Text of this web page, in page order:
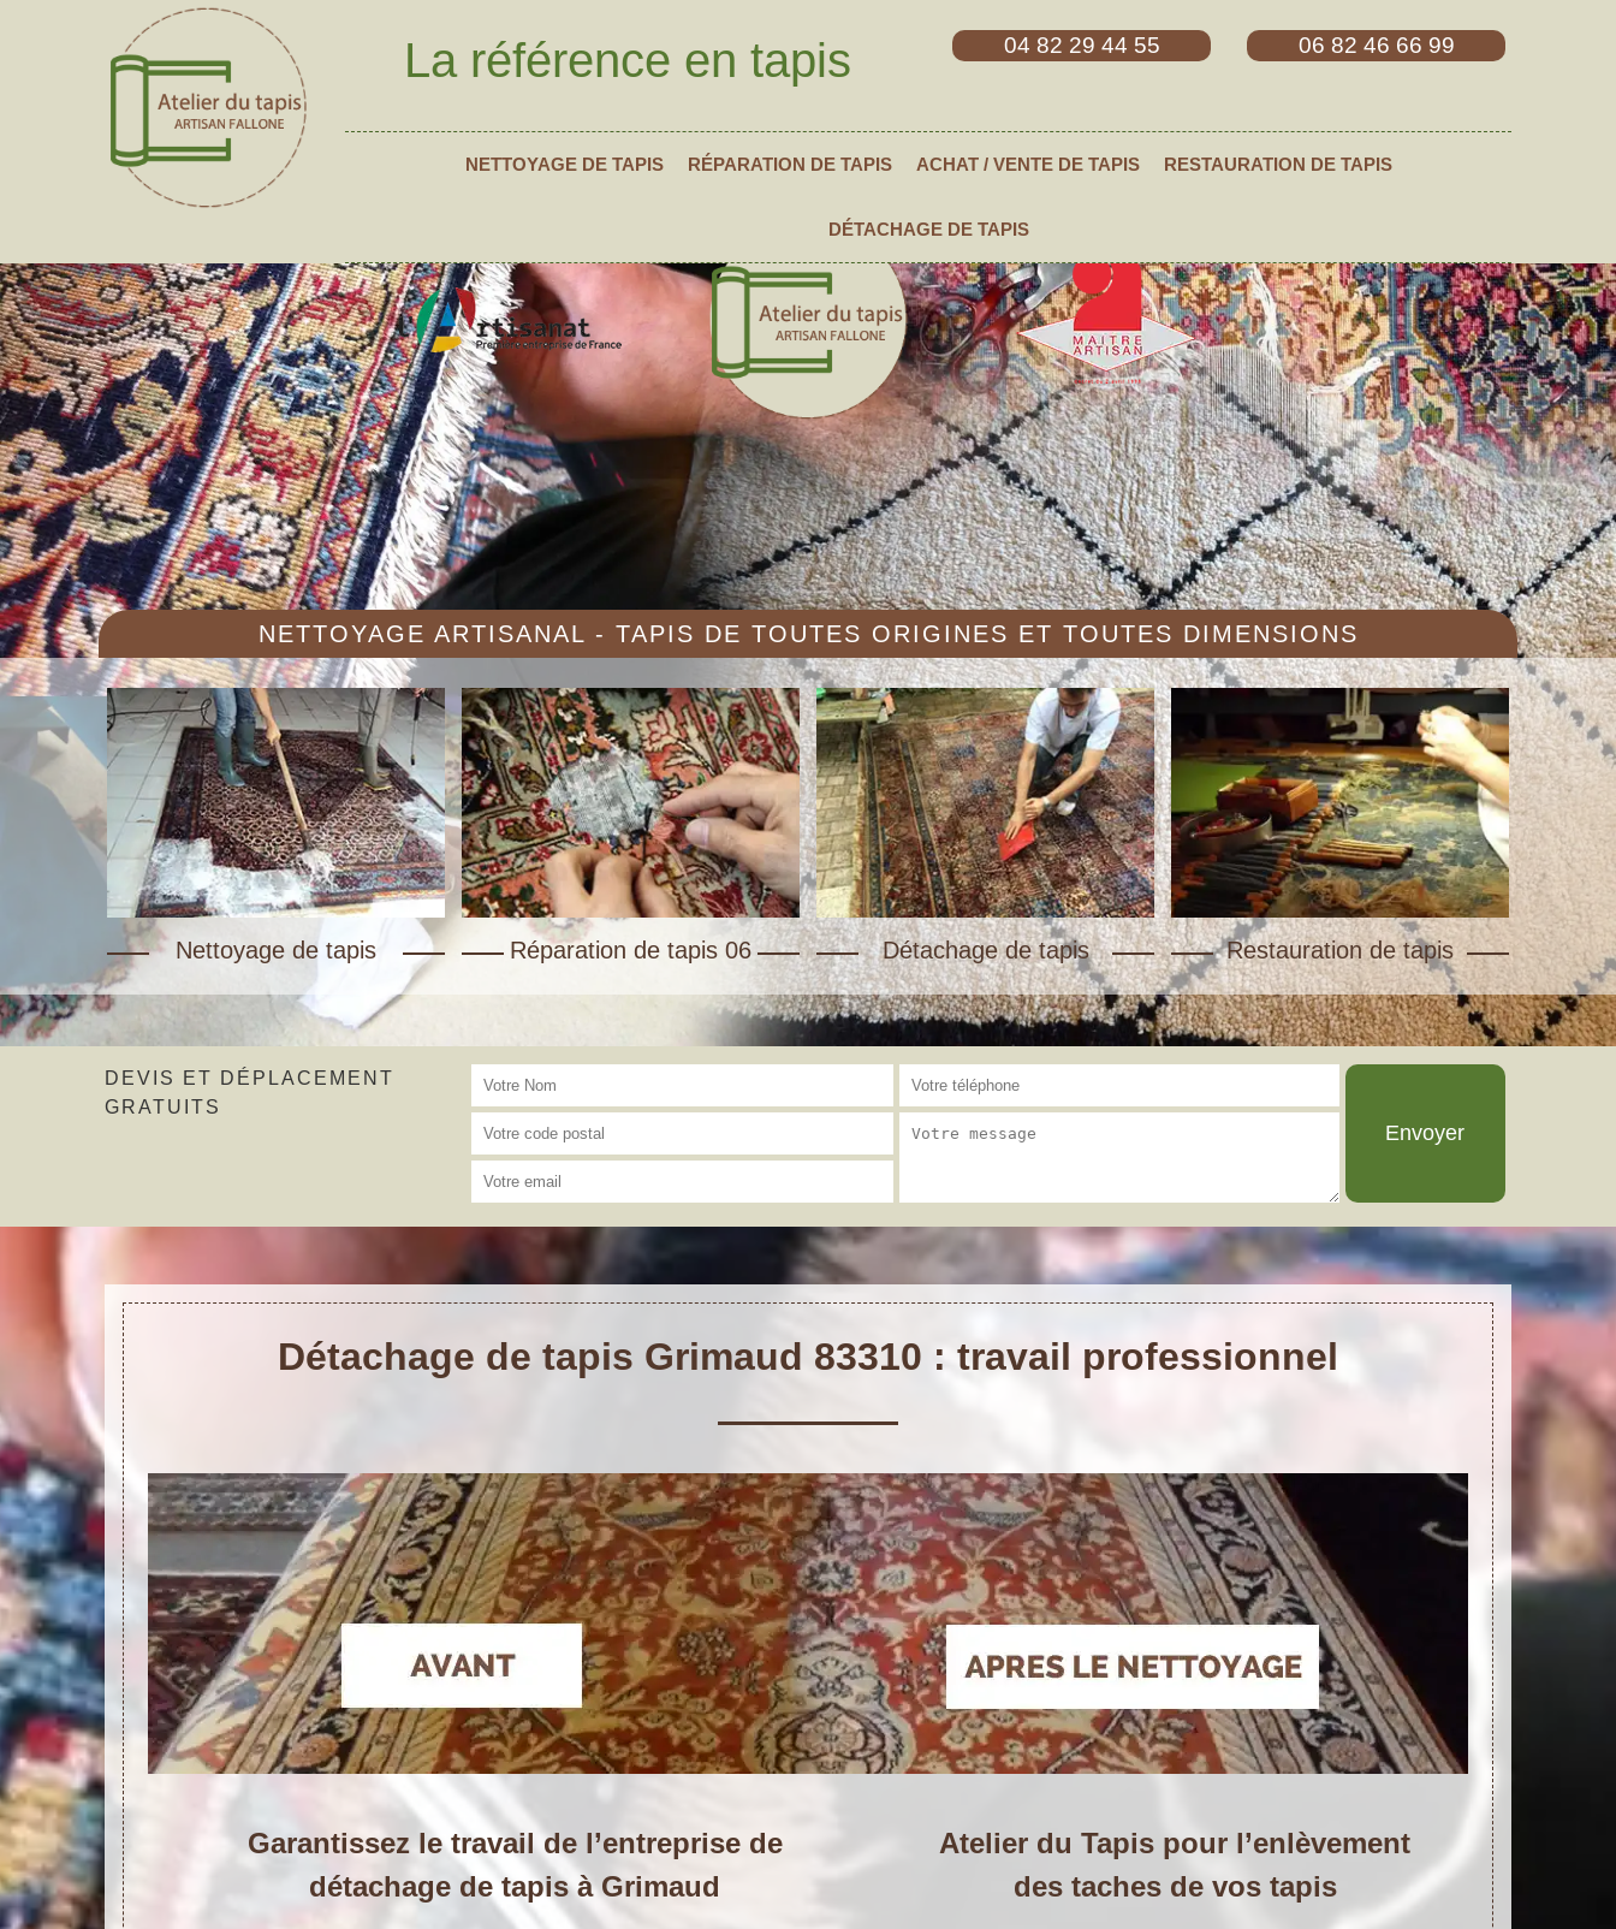
La référence en tapis 04 82 29 44 55 06 82 46 66 99
NETTOYAGE DE TAPIS RÉPARATION DE TAPIS ACHAT / VENTE DE TAPIS RESTAURATION DE TAPIS
DÉTACHAGE DE TAPIS
NETTOYAGE ARTISANAL - TAPIS DE TOUTES ORIGINES ET TOUTES DIMENSIONS
Nettoyage de tapis Réparation de tapis 06 Détachage de tapis Restauration de tapis
DEVIS ET DÉPLACEMENT
GRATUITS
Détachage de tapis Grimaud 83310 : travail professionnel
Garantissez le travail de l’entreprise de
détachage de tapis à Grimaud
Atelier du Tapis pour l’enlèvement
des taches de vos tapis